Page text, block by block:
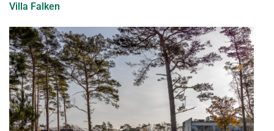
Villa Falken